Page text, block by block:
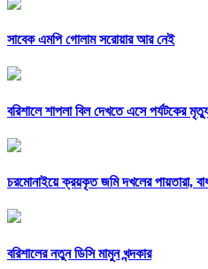
সাবেক এমপি গোলাম সরোয়ার আর নেই
বরিশালে শাপলা বিল দেখতে এসে পর্যটকের
চরমোনাইয়ে ক্রয়কৃত জমি দখলের পায়তারা,
বরিশালের নতুন ডিসি মামুন খন্দকার